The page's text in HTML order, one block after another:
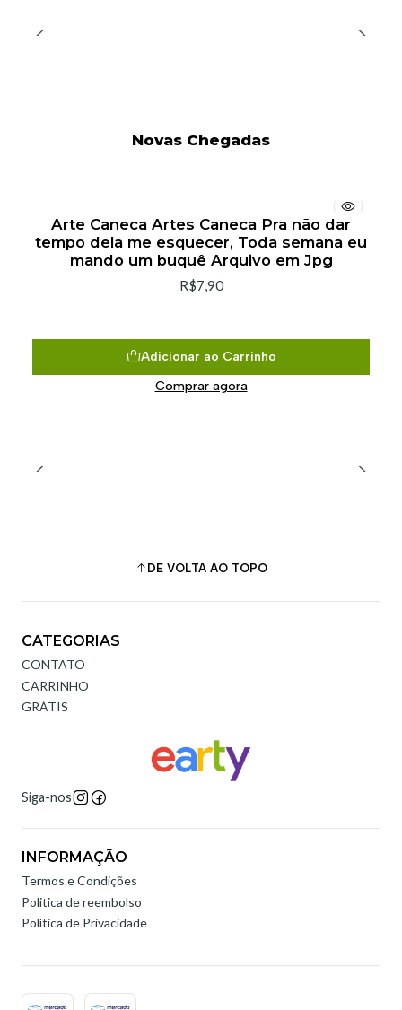
Novas Chegadas
Arte Caneca Artes Caneca Pra não dar
tempo dela me esquecer, Toda semana eu
mando um buquê Arquivo em Jpg
R$7,90
Adicionar ao Carrinho
Comprar agora
DE VOLTA AO TOPO
CATEGORIAS
CONTATO
CARRINHO
GRÁTIS
Siga-nos
INFORMAÇÃO
Termos e Condições
Politica de reembolso
Política de Privacidade